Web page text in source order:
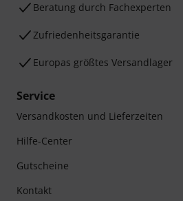
Beratung durch Fachexperten
Zufriedenheitsgarantie
Europas größtes Versandlager
Service
Versandkosten und Lieferzeiten
Hilfe-Center
Gutscheine
Kontakt